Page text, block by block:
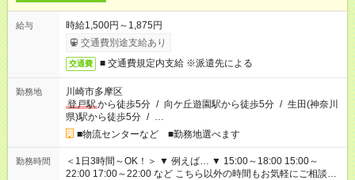
給与
時給1,500円～1,875円
交通費別途支給あり
交通費 ■ 交通費規定内支給 ※派遣先による
勤務地
川崎市多摩区
登戸駅から徒歩5分 / 向ケ丘遊園駅から徒歩5分 / 生田(神奈川
県)駅から徒歩5分 / …
■物流センターなど ■勤務地選べます
勤務時間
＜1日3時間～OK！＞ ▼ 例えば… ▼ 15:00～18:00 15:00～
22:00 17:00～22:00 など こちら以外の時間もお気軽にご相談く